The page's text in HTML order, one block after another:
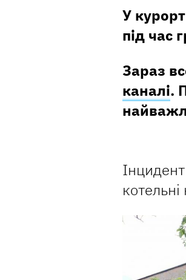
У
під час
Зараз
каналі.